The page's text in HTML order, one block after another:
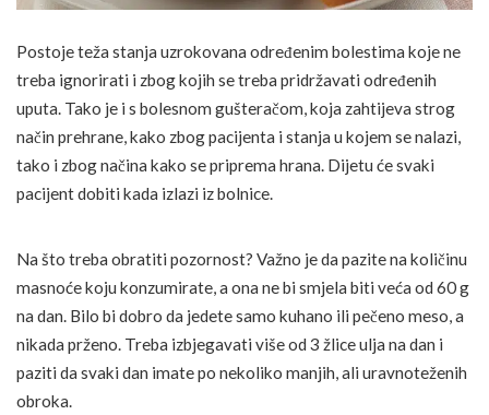
Postoje teža stanja uzrokovana određenim bolestima koje ne
treba ignorirati i zbog kojih se treba pridržavati određenih
uputa. Tako je i s bolesnom gušteračom, koja zahtijeva strog
način prehrane, kako zbog pacijenta i stanja u kojem se nalazi,
tako i zbog načina kako se priprema hrana. Dijetu će svaki
pacijent dobiti kada izlazi iz bolnice.
Na što treba obratiti pozornost? Važno je da pazite na količinu
masnoće koju konzumirate, a ona ne bi smjela biti veća od 60 g
na dan. Bilo bi dobro da jedete samo kuhano ili pečeno meso, a
nikada prženo. Treba izbjegavati više od 3 žlice ulja na dan i
paziti da svaki dan imate po nekoliko manjih, ali uravnoteženih
obroka.